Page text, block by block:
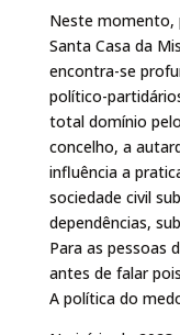
Neste momento,
Santa Casa da
encontra-se
político-
total domínio
concelho, a
influência a
sociedade civil
dependências,
Para as pessoas
antes de falar
A política do